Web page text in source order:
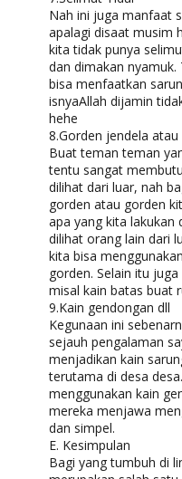
Nah ini juga manfaat
apalagi disaat musim
kita tidak punya
dan dimakan
bisa menfaatkan
isnyaAllah dijamin
hehe
8.Gorden jendela
Buat teman teman
tentu sangat
dilihat dari luar, nah
gorden atau gorden
apa yang kita lakukan
dilihat orang lain dari
kita bisa
gorden. Selain itu
misal kain batas buat
9.Kain gendongan dll
Kegunaan ini
sejauh pengalaman
menjadikan kain
terutama di desa
menggunakan kain
mereka menjawa
dan simpel.
E. Kesimpulan
Bagi yang tumbuh di